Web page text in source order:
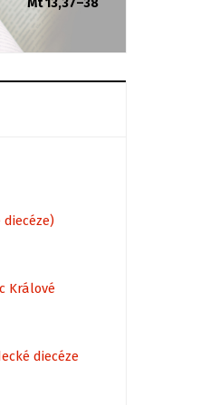
Mt 13,37–38
diecéze)
Králové
diecéze